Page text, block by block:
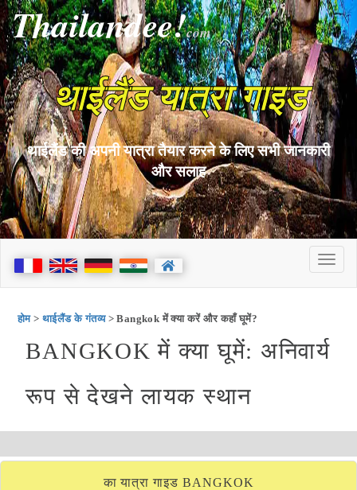
Thailandee!com
थाईलैंड यात्रा गाइड
थाईलैंड की अपनी यात्रा तैयार करने के लिए सभी जानकारी
और सलाह
होम>थाईलैंड के गंतव्य> Bangkok में क्या करें और कहाँ घूमें?
BANGKOK में क्या घूमें: अनिवार्य
रूप से देखने लायक स्थान
का यात्रा गाइड BANGKOK